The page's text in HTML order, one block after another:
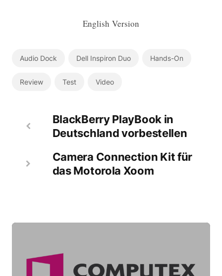
English Version
Audio Dock Dell Inspiron Duo Hands-On
Review Test Video
BlackBerry PlayBook in
Deutschland vorbestellen
Camera Connection Kit für
das Motorola Xoom